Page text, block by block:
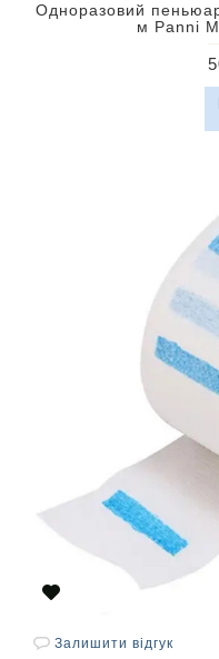
Одноразовий
м Panni
Залишити відгук